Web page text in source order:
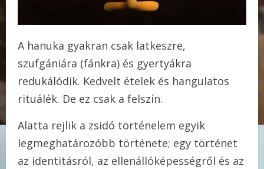
A hanuka gyakran csak latkeszre,
szufgániára (fánkra) és gyertyákra
redukálódik. Kedvelt ételek és hangulatos
rituálék. De ez csak a felszín.
Alatta rejlik a zsidó történelem egyik
legmeghatározóbb története; egy történet
az identitásról, az ellenállóképességről és az